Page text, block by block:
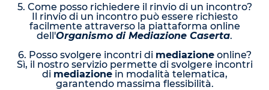
5. Come posso richiedere il rinvio di un incontro?
Il rinvio di un incontro può essere richiesto
facilmente attraverso la piattaforma online
dell'Organismo di Mediazione Caserta.
6. Posso svolgere incontri di mediazioneonline?
Sì, il nostro servizio permette di svolgere incontri
di mediazionein modalità telematica,
garantendo massima flessibilità.